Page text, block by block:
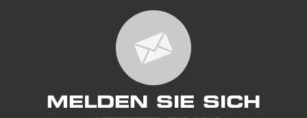
MELDEN SIE SICH